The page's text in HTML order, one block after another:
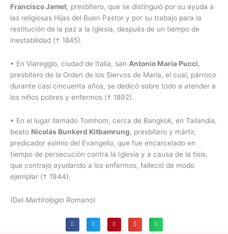
Francisco Jamet, presbítero, que se distinguió por su ayuda a
las religiosas Hijas del Buen Pastor y por su trabajo para la
restitución de la paz a la Iglesia, después de un tiempo de
inestabilidad († 1845).
• En Viareggio, ciudad de Italia, san Antonio María Pucci,
presbítero de la Orden de los Siervos de María, el cual, párroco
durante casi cincuenta años, se dedicó sobre todo a atender a
los niños pobres y enfermos († 1892).
• En el lugar llamado Tomhom, cerca de Bangkok, en Tailandia,
beato Nicolás Bunkerd Kitbamrung, presbítero y mártir,
predicador eximio del Evangelio, que fue encarcelado en
tiempo de persecución contra la Iglesia y a causa de la tisis,
que contrajo ayudando a los enfermos, falleció de modo
ejemplar († 1944).
(Del Martirologio Romano)